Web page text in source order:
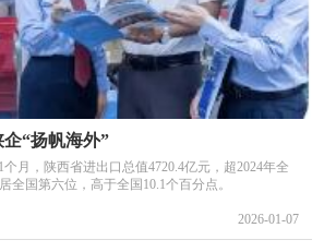
“扬帆海外”
月，陕西省进出口总值4720.4亿元，超2024年全
全国第六位，高于全国10.1个百分点。
2026-01-07